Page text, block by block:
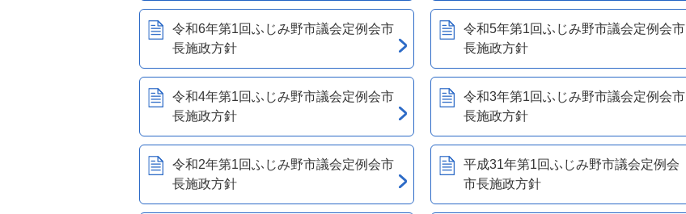
令和6年第1回ふじみ野市議会定例会市
長施政方針
令和5年第1回ふじみ野市議会定例会市
長施政方針
令和4年第1回ふじみ野市議会定例会市
長施政方針
令和3年第1回ふじみ野市議会定例会市
長施政方針
令和2年第1回ふじみ野市議会定例会市
長施政方針
平成31年第1回ふじみ野市議会定例会
市長施政方針